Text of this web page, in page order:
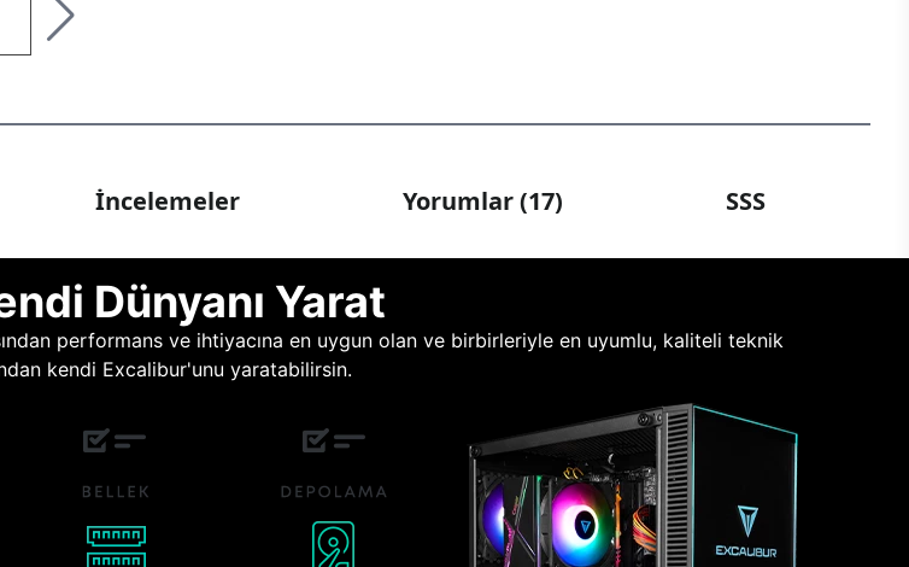
İncelemeler Yorumlar (17) SSS
Dünyanı Yarat
performans ve ihtiyacına en uygun olan ve birbirleriyle en uyumlu, kaliteli teknik
kendi Excalibur'unu yaratabilirsin.